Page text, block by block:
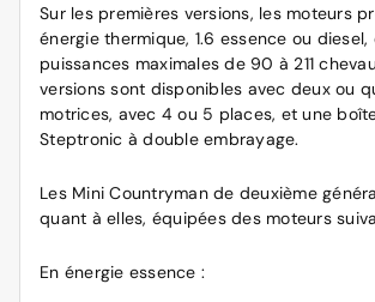
Sur les premières versions, les moteurs
énergie thermique, 1.6 essence ou
puissances maximales de 90 à 211
versions sont disponibles avec deux ou
motrices, avec 4 ou 5 places, et une
Steptronic à double embrayage.
Les Mini Countryman de deuxième
quant à elles, équipées des moteurs
En énergie essence :